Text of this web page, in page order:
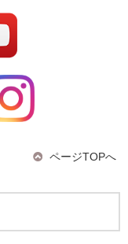
ページTOPへ